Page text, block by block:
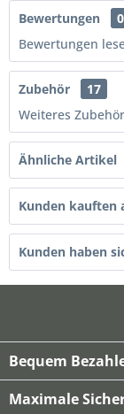
Bewertungen
0
Bewertungen
Zubehör
17
Weiteres
Ähnliche Artikel
Kunden kauften
Kunden haben
Bequem
Maximale